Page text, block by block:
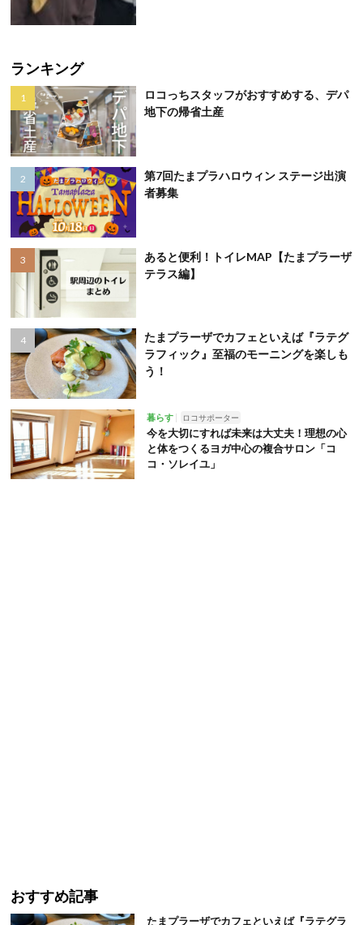
ランキング
ロコっちスタッフがおすすめする、デパ
地下の帰省土産
第7回たまプラハロウィン ステージ出演
者募集
あると便利！トイレMAP【たまプラーザ
テラス編】
たまプラーザでカフェといえば『ラテグ
ラフィック』至福のモーニングを楽しも
う！
暮らす ロコサポーター
今を大切にすれば未来は大丈夫！理想の心
と体をつくるヨガ中心の複合サロン「コ
コ・ソレイユ」
おすすめ記事
たまプラーザでカフェといえば『ラテグラ